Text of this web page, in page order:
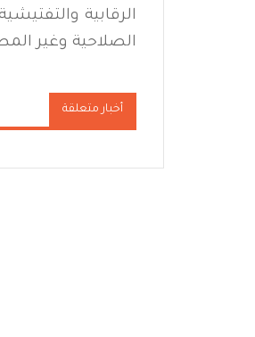
الرقابية
الصلاحية وغير
أخبار متعلقة